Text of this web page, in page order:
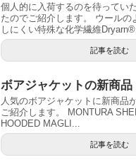
個人的に入荷するのを待ってい
たのでご紹介します。 ウールの
しにくい特殊な化学繊維Dryarn®
記事を読む
ボアジャケットの新商品
人気のボアジャケットに新商品
ご紹介します。 MONTURA
HOODED MAGLI...
記事を読む